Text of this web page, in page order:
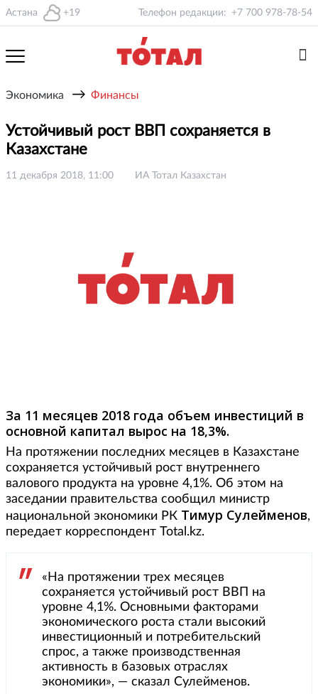
Астана +19 Телефон редакции: +7 700 978-78-54
Экономика → Финансы
Устойчивый рост ВВП сохраняется в
Казахстане
11 декабря 2018, 11:00 ИА Тотал Казахстан
За 11 месяцев 2018 года объем инвестиций в
основной капитал вырос на 18,3%.
На протяжении последних месяцев в Казахстане
сохраняется устойчивый рост внутреннего
валового продукта на уровне 4,1%. Об этом на
заседании правительства сообщил министр
национальной экономики РК Тимур Сулейменов,
передает корреспондент Total.kz.
«На протяжении трех месяцев
сохраняется устойчивый рост ВВП на
уровне 4,1%. Основными факторами
экономического роста стали высокий
инвестиционный и потребительский
спрос, а также производственная
активность в базовых отраслях
экономики», — сказал Сулейменов.